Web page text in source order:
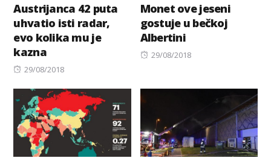
Austrijanca 42 puta
uhvatio isti radar,
evo kolika mu je
kazna
Posted
29/08/2018
Monet ove jeseni
gostuje u bečkoj
Albertini
Posted
29/08/2018